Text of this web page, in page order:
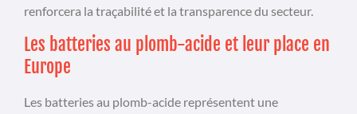
renforcera la traçabilité et la transparence du secteur.
Les batteries au plomb-acide et leur place en
Europe
Les batteries au plomb-acide représentent une